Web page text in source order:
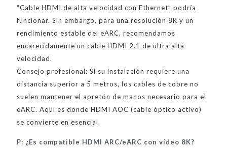
“Cable HDMI de alta velocidad con Ethernet” podría
funcionar. Sin embargo, para una resolución 8K y un
rendimiento estable del eARC, recomendamos
encarecidamente un cable HDMI 2.1 de ultra alta
velocidad.
Consejo profesional: Si su instalación requiere una
distancia superior a 5 metros, los cables de cobre no
suelen mantener el apretón de manos necesario para el
eARC. Aquí es donde HDMI AOC (cable óptico activo)
se convierte en esencial.
P: ¿Es compatible HDMI ARC/eARC con vídeo 8K?